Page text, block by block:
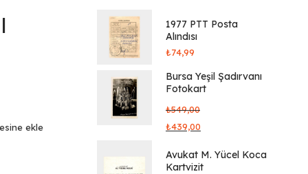
ekle
1977 PTT Posta
Alındısı
₺74,99
Bursa Yeşil Şadırvanı
Fotokart
₺549,00
₺439,00
Avukat M. Yücel Koca
Kartvizit